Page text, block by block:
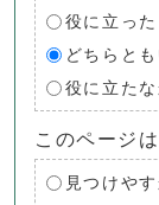
役に立った
どちらと
役に立たな
このページ
見つけや